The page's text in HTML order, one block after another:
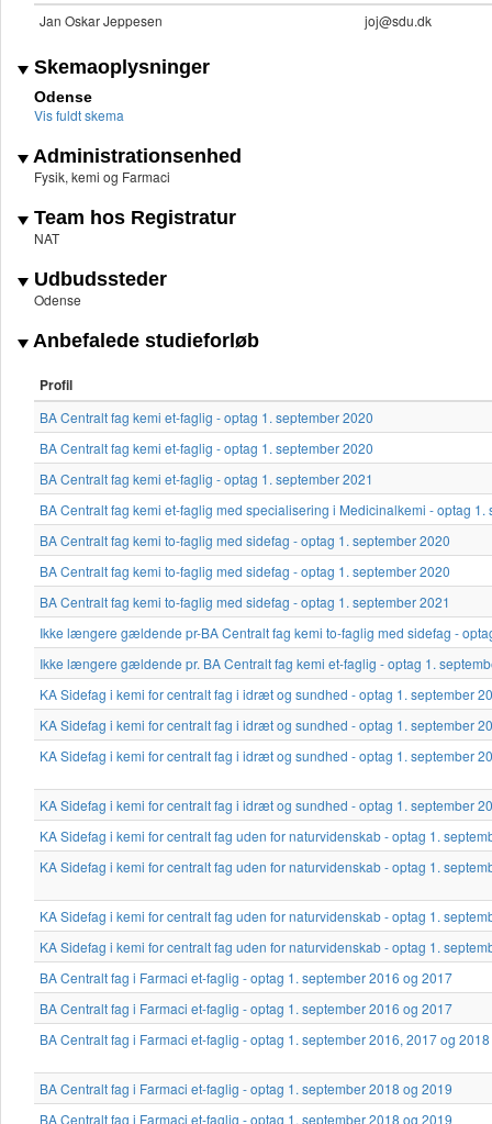
Jan Oskar Jeppesen joj@sdu.dk
Skemaoplysninger
Odense
Vis fuldt skema
Administrationsenhed
Fysik, kemi og Farmaci
Team hos Registratur
NAT
Udbudssteder
Odense
Anbefalede studieforløb
Profil
BA Centralt fag kemi et-faglig - optag 1. september 2020
BA Centralt fag kemi et-faglig - optag 1. september 2020
BA Centralt fag kemi et-faglig - optag 1. september 2021
BA Centralt fag kemi et-faglig med specialisering i Medicinalkemi - optag 1.
BA Centralt fag kemi to-faglig med sidefag - optag 1. september 2020
BA Centralt fag kemi to-faglig med sidefag - optag 1. september 2020
BA Centralt fag kemi to-faglig med sidefag - optag 1. september 2021
Ikke længere gældende pr-BA Centralt fag kemi to-faglig med sidefag -
Ikke længere gældende pr. BA Centralt fag kemi et-faglig - optag 1.
KA Sidefag i kemi for centralt fag i idræt og sundhed - optag 1. september
KA Sidefag i kemi for centralt fag i idræt og sundhed - optag 1. september
KA Sidefag i kemi for centralt fag i idræt og sundhed - optag 1. september
KA Sidefag i kemi for centralt fag i idræt og sundhed - optag 1. september
KA Sidefag i kemi for centralt fag uden for naturvidenskab - optag 1.
KA Sidefag i kemi for centralt fag uden for naturvidenskab - optag 1.
KA Sidefag i kemi for centralt fag uden for naturvidenskab - optag 1.
KA Sidefag i kemi for centralt fag uden for naturvidenskab - optag 1.
BA Centralt fag i Farmaci et-faglig - optag 1. september 2016 og 2017
BA Centralt fag i Farmaci et-faglig - optag 1. september 2016 og 2017
BA Centralt fag i Farmaci et-faglig - optag 1. september 2016, 2017 og 2018
BA Centralt fag i Farmaci et-faglig - optag 1. september 2018 og 2019
BA Centralt fag i Farmaci et-faglig - optag 1. september 2018 og 2019